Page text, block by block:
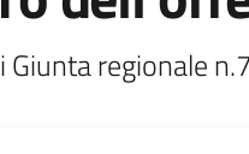
Giunta regionale